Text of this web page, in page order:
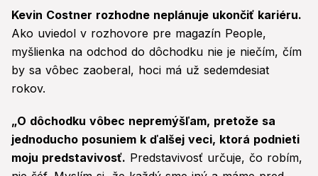
Kevin Costner rozhodne neplánuje ukončiť kariéru.
Ako uviedol v rozhovore pre magazín People,
myšlienka na odchod do dôchodku nie je niečím, čím
by sa vôbec zaoberal, hoci má už sedemdesiat
rokov.
„O dôchodku vôbec nepremýšľam, pretože sa
jednoducho posuniem k ďalšej veci, ktorá podnieti
moju predstavivosť. Predstavivosť určuje, čo robím,